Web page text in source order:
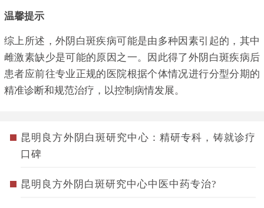
温馨提示
综上所述，外阴白斑疾病可能是由多种因素引起的，其中
雌激素缺少是可能的原因之一。因此得了外阴白斑疾病后
患者应前往专业正规的医院根据个体情况进行分型分期的
精准诊断和规范治疗，以控制病情发展。
昆明良方外阴白斑研究中心：精研专科，铸就诊疗
口碑
昆明良方外阴白斑研究中心中医中药专治?